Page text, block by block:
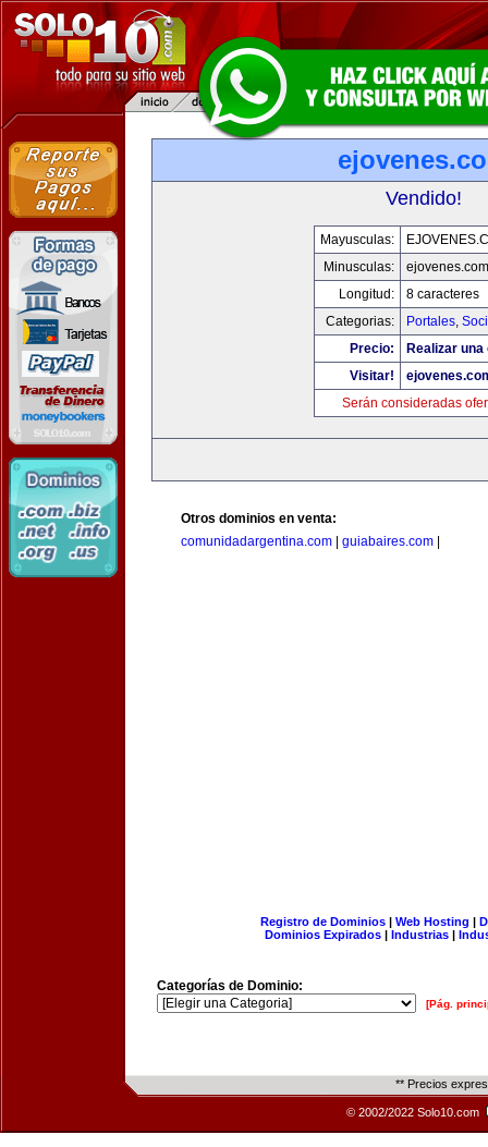
Vendido!
Mayusculas:
Minusculas:
ejovenes.com
Longitud:
8 caracteres
Categorias:
Portales,
Precio:
Realizar
Visitar!
Serán consideradas
Otros dominios en venta:
comunidadargentina.com
guiabaires.com
Registro de Dominios| Web Hosting |
Dominios Expirados | Industrias |
Categorías de Dominio:
[Pág.
** Precios
© 2002/2022 Solo10.com